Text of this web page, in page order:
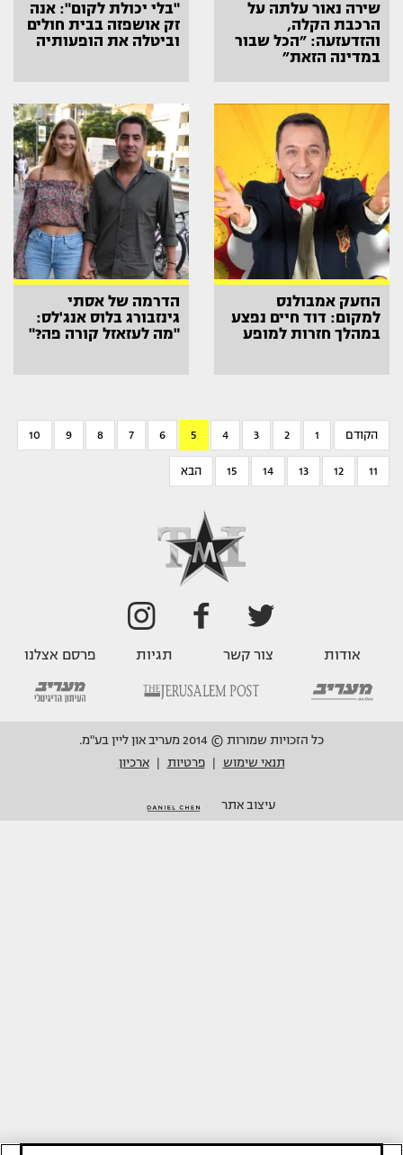
שירה נאור עלתה על
הרכבת הקלה,
והזדעזעה: ״הכל שבור
במדינה הזאת״
"בלי יכולת לקום": אנה
זק אושפזה בבית חולים
וביטלה את הופעותיה
הוזעק אמבולנס
למקום: דוד חיים נפצע
במהלך חזרות למופע
הדרמה של אסתי
גינזבורג בלוס אנג'לס:
"מה לעזאזל קורה פה?"
הקודם 1
2
3
4
5
6
7
8
9
10
11
12
13
14
15 הבא
אודות צור קשר תגיות פרסם אצלנו
כל הזכויות שמורות © 2014 מעריב און ליין בע"מ.
תנאי שימוש
פרטיות ארכיון
עיצוב אתר